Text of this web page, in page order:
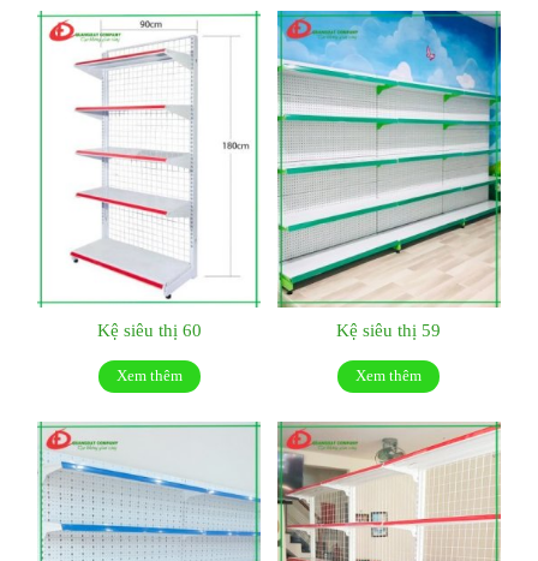
Kệ siêu thị 60
Xem thêm
Kệ siêu thị 59
Xem thêm